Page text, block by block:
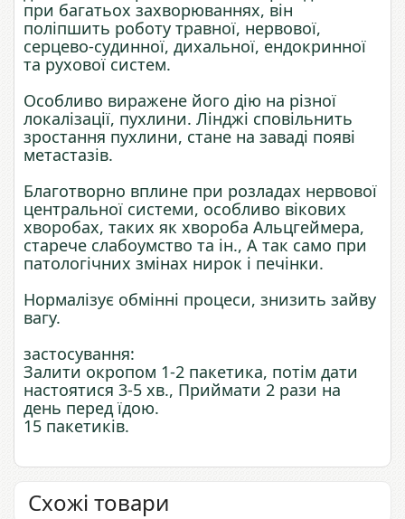
при багатьох захворюваннях, він
поліпшить роботу травної, нервової,
серцево-судинної, дихальної, ендокринної
та рухової систем.
Особливо виражене його дію на різної
локалізації, пухлини. Лінджі сповільнить
зростання пухлини, стане на заваді появі
метастазів.
Благотворно вплине при розладах нервової
центральної системи, особливо вікових
хворобах, таких як хвороба Альцгеймера,
старече слабоумство та ін., А так само при
патологічних змінах нирок і печінки.
Нормалізує обмінні процеси, знизить зайву
вагу.
застосування:
Залити окропом 1-2 пакетика, потім дати
настоятися 3-5 хв., Приймати 2 рази на
день перед їдою.
15 пакетиків.
Схожі товари